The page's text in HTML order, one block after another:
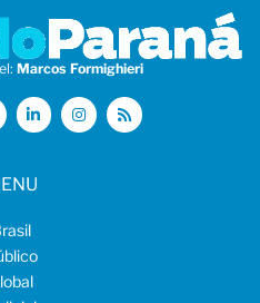
Marcos Formighieri